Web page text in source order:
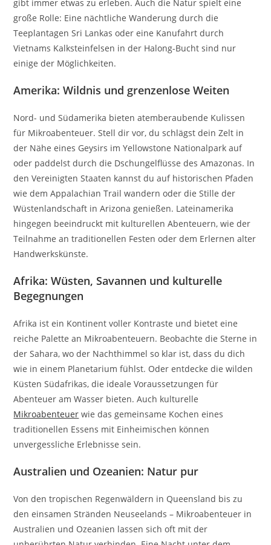
gibt immer etwas zu erleben. Auch die Natur spielt eine
große Rolle: Eine nächtliche Wanderung durch die
Teeplantagen Sri Lankas oder eine Kanufahrt durch
Vietnams Kalksteinfelsen in der Halong-Bucht sind nur
einige der Möglichkeiten.
Amerika: Wildnis und grenzenlose Weiten
Nord- und Südamerika bieten atemberaubende Kulissen
für Mikroabenteuer. Stell dir vor, du schlägst dein Zelt in
der Nähe eines Geysirs im Yellowstone Nationalpark auf
oder paddelst durch die Dschungelflüsse des Amazonas. In
den Vereinigten Staaten kannst du auf historischen Pfaden
wie dem Appalachian Trail wandern oder die Stille der
Wüstenlandschaft in Arizona genießen. Lateinamerika
hingegen beeindruckt mit kulturellen Abenteuern, wie der
Teilnahme an traditionellen Festen oder dem Erlernen alter
Handwerkskünste.
Afrika: Wüsten, Savannen und kulturelle
Begegnungen
Afrika ist ein Kontinent voller Kontraste und bietet eine
reiche Palette an Mikroabenteuern. Beobachte die Sterne in
der Sahara, wo der Nachthimmel so klar ist, dass du dich
wie in einem Planetarium fühlst. Oder entdecke die wilden
Küsten Südafrikas, die ideale Voraussetzungen für
Abenteuer am Wasser bieten. Auch kulturelle
Mikroabenteuer wie das gemeinsame Kochen eines
traditionellen Essens mit Einheimischen können
unvergessliche Erlebnisse sein.
Australien und Ozeanien: Natur pur
Von den tropischen Regenwäldern in Queensland bis zu
den einsamen Stränden Neuseelands – Mikroabenteuer in
Australien und Ozeanien lassen sich oft mit der